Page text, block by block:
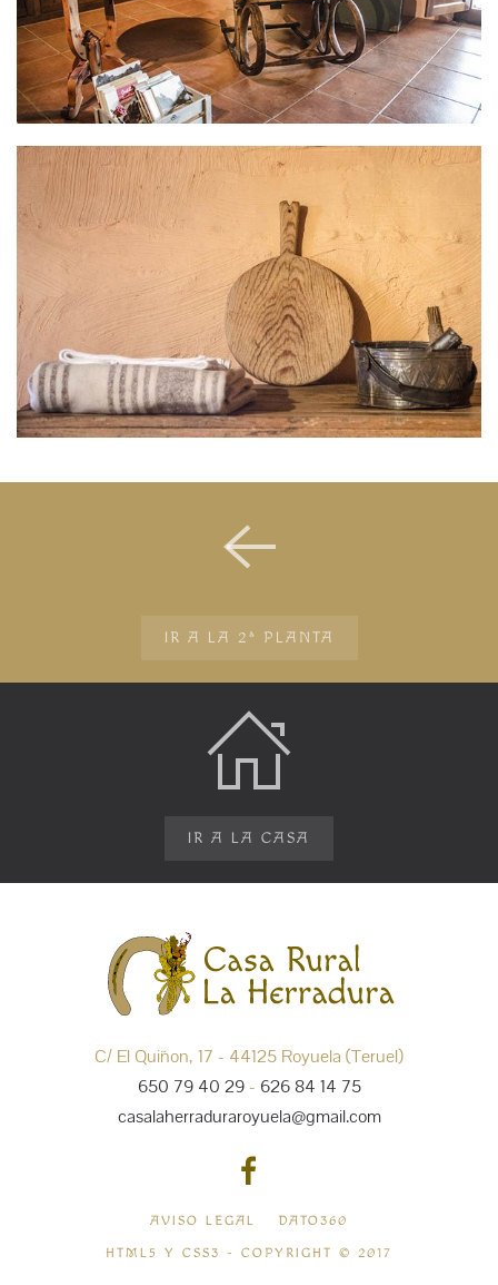
IR A LA 2ª PLANTA
IR A LA CASA
C/ El Quiñon, 17 - 44125 Royuela (Teruel)
650 79 40 29- 626 84 14 75
casalaherraduraroyuela@gmail.com
AVISO LEGAL
DATO360
HTML5 Y CSS3 - COPYRIGHT © 2017